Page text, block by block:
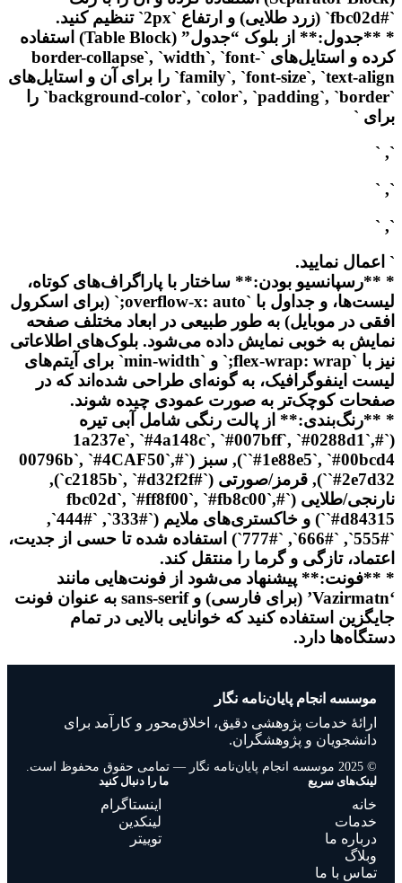
`#fbc02d` (زرد طلایی) و ارتفاع `2px` تنظیم کنید.
* **جدول:** از بلوک “جدول” (Table Block) استفاده
کرده و استایل‌های `border-collapse`, `width`, `font-
family`, `font-size`, `text-align` را برای آن و استایل‌های
`background-color`, `color`, `padding`, `border` را
برای `
`, `
`, `
`, `
` اعمال نمایید.
* **رسپانسیو بودن:** ساختار با پاراگراف‌های کوتاه،
لیست‌ها، و جداول با `overflow-x: auto;` (برای اسکرول
افقی در موبایل) به طور طبیعی در ابعاد مختلف صفحه
نمایش به خوبی نمایش داده می‌شود. بلوک‌های اطلاعاتی
نیز با `flex-wrap: wrap;` و `min-width` برای آیتم‌های
لیست اینفوگرافیک، به گونه‌ای طراحی شده‌اند که در
صفحات کوچک‌تر به صورت عمودی چیده شوند.
* **رنگ‌بندی:** از پالت رنگی شامل آبی تیره
(`#1a237e`, `#4a148c`, `#007bff`, `#0288d1`,
`#1e88e5`, `#00bcd4`), سبز (`#00796b`, `#4CAF50`,
`#2e7d32`), قرمز/صورتی (`#c2185b`, `#d32f2f`),
نارنجی/طلایی (`#fbc02d`, `#ff8f00`, `#fb8c00`,
`#d84315`) و خاکستری‌های ملایم (`#333`, `#444`,
`#555`, `#666`, `#777`) استفاده شده تا حسی از جدیت،
اعتماد، تازگی و گرما را منتقل کند.
* **فونت:** پیشنهاد می‌شود از فونت‌هایی مانند
‘Vazirmatn’ (برای فارسی) و sans-serif به عنوان فونت
جایگزین استفاده کنید که خوانایی بالایی در تمام
دستگاه‌ها دارد.
موسسه انجام پایان‌نامه نگار
ارائهٔ خدمات پژوهشی دقیق، اخلاق‌محور و کارآمد برای
دانشجویان و پژوهشگران.
© 2025 موسسه انجام پایان‌نامه نگار — تمامی حقوق محفوظ است.
لینک‌های سریع
خانه
خدمات
درباره ما
وبلاگ
تماس با ما
ما را دنبال کنید
اینستاگرام
لینکدین
توییتر